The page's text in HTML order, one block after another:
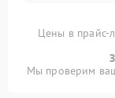
Цены в прайс-
Мы проверим